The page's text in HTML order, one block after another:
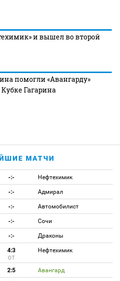
и вышел во второй
помогли «Авангарду»
Гагарина
МАТЧИ
-:- Нефтехимик
-:- Адмирал
-:- Автомобилист
-:- Сочи
-:- Драконы
4:3 Нефтехимик
ОТ
2:5 Авангард